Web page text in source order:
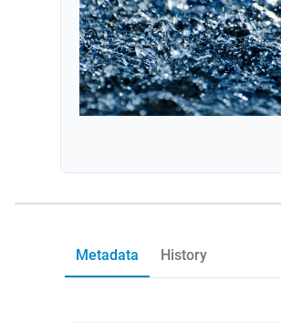
Metadata History